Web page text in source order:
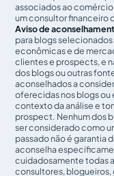
associados ao
um consultor financeiro
Aviso de
para blogs
econômicas e de
clientes e prospects, e
dos blogs ou outras
aconselhados a
oferecidas nos blogs ou
contexto da análise e
prospect. Nenhum dos
ser considerado como
passado não é garantia
aconselha
cuidadosamente todas
consultores,